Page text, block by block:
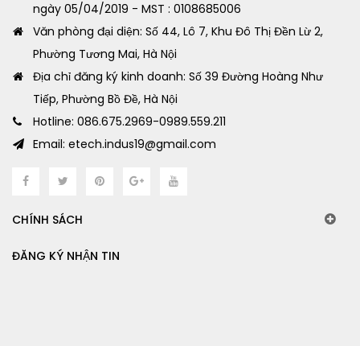
ngày 05/04/2019 - MST : 0108685006
Văn phòng đại diện: Số 44, Lô 7, Khu Đô Thị Đền Lừ 2,
Phường Tương Mai, Hà Nội
Địa chỉ đăng ký kinh doanh: Số 39 Đường Hoàng Như
Tiếp, Phường Bồ Đề, Hà Nội
Hotline: 086.675.2969-0989.559.211
Email: etech.indus19@gmail.com
CHÍNH SÁCH
ĐĂNG KÝ NHẬN TIN